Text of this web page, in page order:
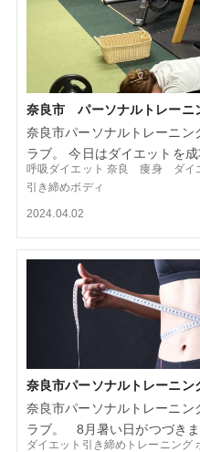
奈良市 パーソナルトレーニ
奈良市パーソナルトレーニ
ラブ。 今日はダイエットを
呼吸ダイエット 奈良 痩身 ダイ
引き締めボディ
2024.04.02
奈良市パーソナルトレーニ
奈良市パーソナルトレーニ
ラブ。 8月暑い日がつづき
ダイエット引き締めトレーニング